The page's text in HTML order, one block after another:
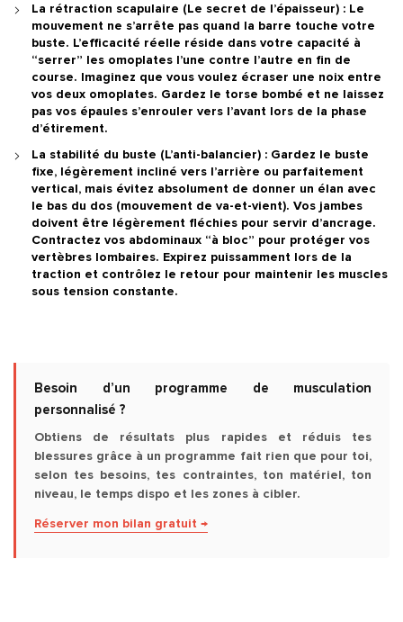
La rétraction scapulaire (Le secret de l’épaisseur) : Le
mouvement ne s’arrête pas quand la barre touche votre
buste. L’efficacité réelle réside dans votre capacité à
“serrer” les omoplates l’une contre l’autre en fin de
course. Imaginez que vous voulez écraser une noix entre
vos deux omoplates. Gardez le torse bombé et ne laissez
pas vos épaules s’enrouler vers l’avant lors de la phase
d’étirement.
La stabilité du buste (L’anti-balancier) : Gardez le buste
fixe, légèrement incliné vers l’arrière ou parfaitement
vertical, mais évitez absolument de donner un élan avec
le bas du dos (mouvement de va-et-vient). Vos jambes
doivent être légèrement fléchies pour servir d’ancrage.
Contractez vos abdominaux “à bloc” pour protéger vos
vertèbres lombaires. Expirez puissamment lors de la
traction et contrôlez le retour pour maintenir les muscles
sous tension constante.
Besoin d’un programme de musculation
personnalisé ?
Obtiens de résultats plus rapides et réduis tes
blessures grâce à un programme fait rien que pour toi,
selon tes besoins, tes contraintes, ton matériel, ton
niveau, le temps dispo et les zones à cibler.
Réserver mon bilan gratuit →